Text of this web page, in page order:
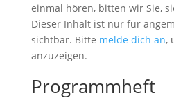
einmal hören, bitten wir Sie,
Dieser Inhalt ist nur für
sichtbar. Bitte melde dich an,
anzuzeigen.
Programmheft